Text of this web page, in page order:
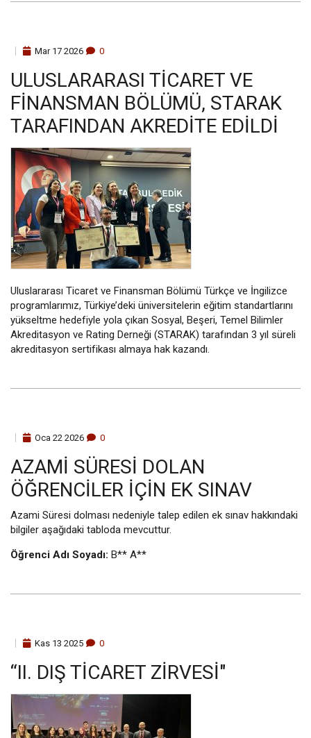
Mar 17 2026 0
ULUSLARARASI TICARET VE
FINANSMAN BÖLÜMÜ, STARAK
TARAFINDAN AKREDITE EDILDI
Uluslararası Ticaret ve Finansman Bölümü Türkçe ve İngilizce
programlarımız, Türkiye’deki üniversitelerin eğitim standartlarını
yükseltme hedefiyle yola çıkan Sosyal, Beşeri, Temel Bilimler
Akreditasyon ve Rating Derneği (STARAK) tarafından 3 yıl süreli
akreditasyon sertifikası almaya hak kazandı.
Oca 22 2026 0
AZAMI SÜRESI DOLAN
ÖĞRENCILER IÇIN EK SINAV
Azami Süresi dolması nedeniyle talep edilen ek sınav hakkındaki
bilgiler aşağıdaki tabloda mevcuttur.
Öğrenci Adı Soyadı: B** A**
Kas 13 2025 0
“II. DIŞ TICARET ZIRVESI"